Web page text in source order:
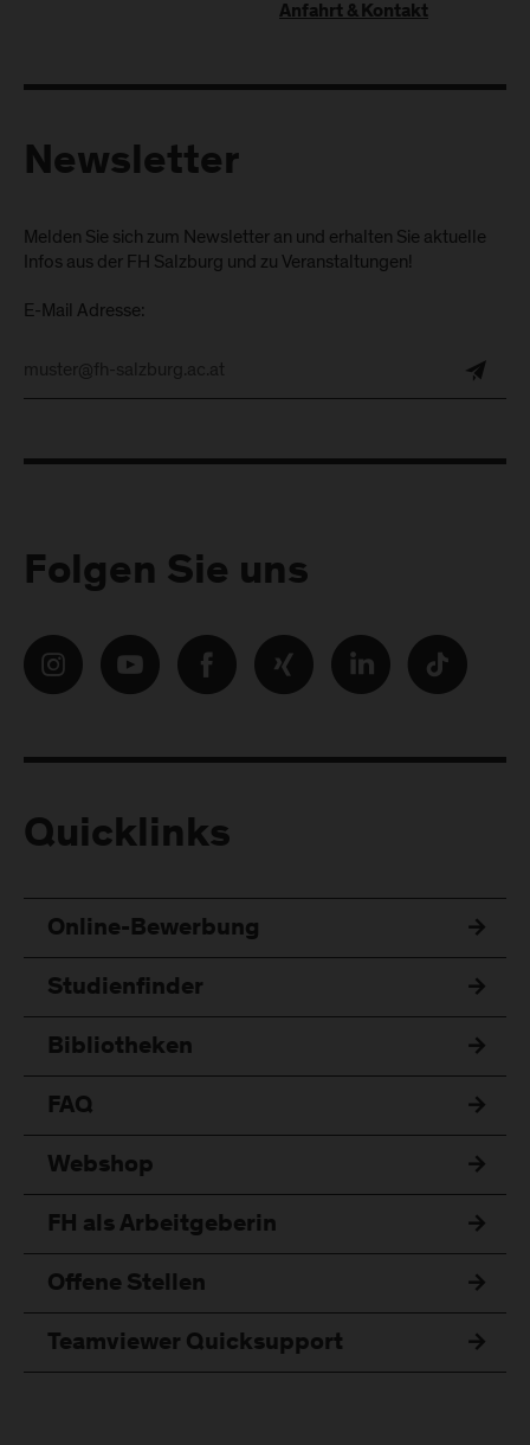
Anfahrt & Kontakt
Newsletter
Melden Sie sich zum Newsletter an und erhalten Sie aktuelle
Infos aus der FH Salzburg und zu Veranstaltungen!
E-Mail Adresse:
Folgen Sie uns
Quicklinks
Online-Bewerbung
Studienfinder
Bibliotheken
FAQ
Webshop
FH als Arbeitgeberin
Offene Stellen
Teamviewer Quicksupport